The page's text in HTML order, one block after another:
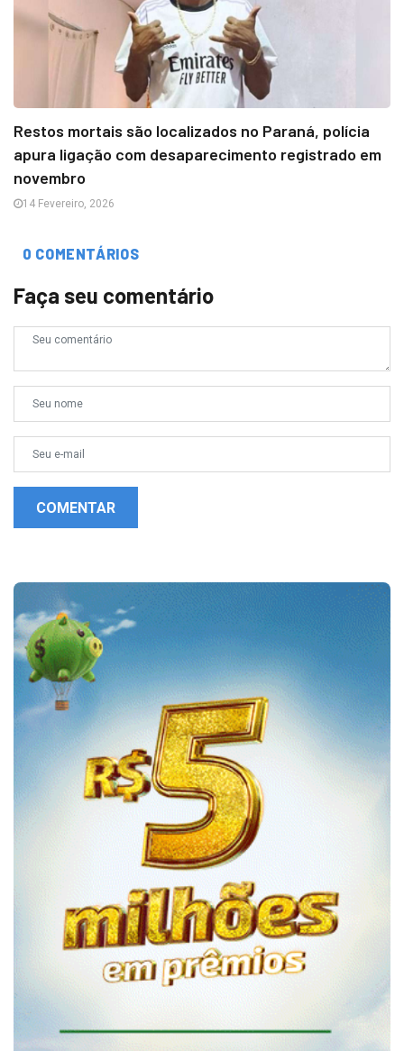
Restos mortais são localizados no Paraná, polícia
apura ligação com desaparecimento registrado em
novembro
14 Fevereiro, 2026
0 COMENTÁRIOS
Faça seu comentário
COMENTAR